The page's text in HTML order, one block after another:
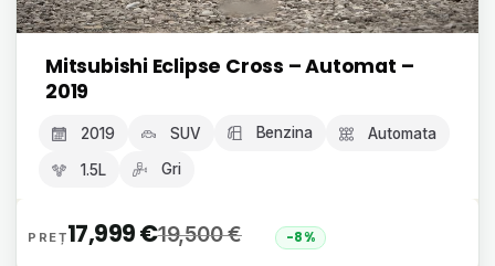
Mitsubishi Eclipse Cross – Automat –
2019
2019 SUV Benzina Automata
1.5L Gri
19,500€
17,999€ -8%